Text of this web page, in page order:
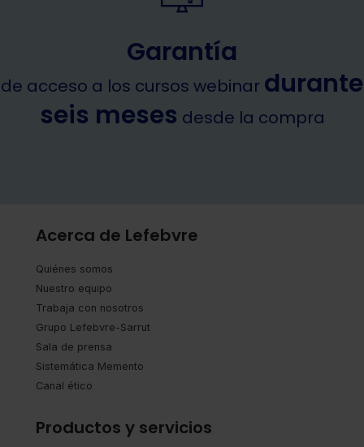
Garantía
de acceso a los cursos webinar durante
seis meses desde la compra
Acerca de Lefebvre
Quiénes somos
Nuestro equipo
Trabaja con nosotros
Grupo Lefebvre-Sarrut
Sala de prensa
Sistemática Memento
Canal ético
Productos y servicios